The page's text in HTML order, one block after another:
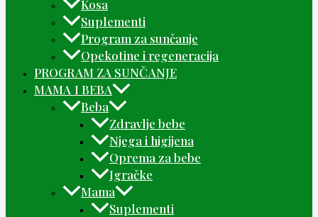
Kosa
Suplementi
Program za sunčanje
Opekotine i regeneracija
PROGRAM ZA SUNČANJE
MAMA I BEBA
Beba
Zdravlje bebe
Njega i higijena
Oprema za bebe
Igračke
Mama
Suplementi